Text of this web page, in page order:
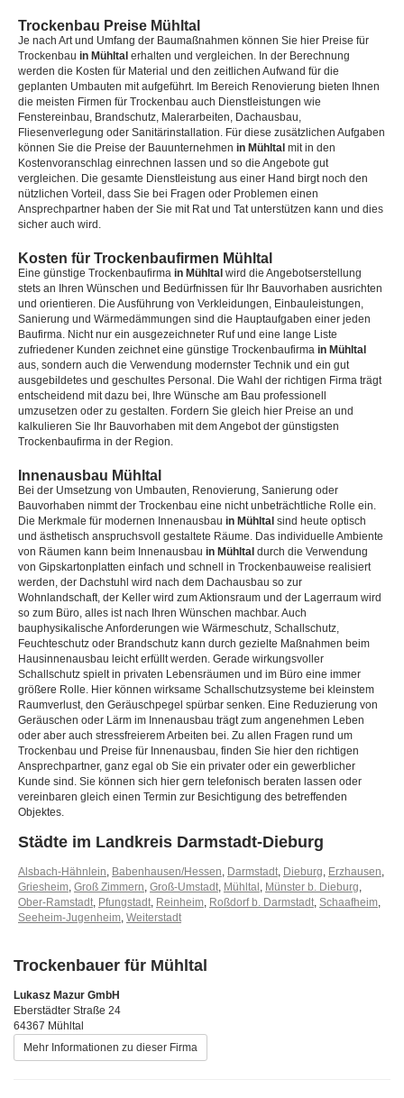
Trockenbau Preise Mühltal
Je nach Art und Umfang der Baumaßnahmen können Sie hier Preise für
Trockenbau in Mühltal erhalten und vergleichen. In der Berechnung
werden die Kosten für Material und den zeitlichen Aufwand für die
geplanten Umbauten mit aufgeführt. Im Bereich Renovierung bieten Ihnen
die meisten Firmen für Trockenbau auch Dienstleistungen wie
Fenstereinbau, Brandschutz, Malerarbeiten, Dachausbau,
Fliesenverlegung oder Sanitärinstallation. Für diese zusätzlichen Aufgaben
können Sie die Preise der Bauunternehmen in Mühltal mit in den
Kostenvoranschlag einrechnen lassen und so die Angebote gut
vergleichen. Die gesamte Dienstleistung aus einer Hand birgt noch den
nützlichen Vorteil, dass Sie bei Fragen oder Problemen einen
Ansprechpartner haben der Sie mit Rat und Tat unterstützen kann und dies
sicher auch wird.
Kosten für Trockenbaufirmen Mühltal
Eine günstige Trockenbaufirma in Mühltal wird die Angebotserstellung
stets an Ihren Wünschen und Bedürfnissen für Ihr Bauvorhaben ausrichten
und orientieren. Die Ausführung von Verkleidungen, Einbauleistungen,
Sanierung und Wärmedämmungen sind die Hauptaufgaben einer jeden
Baufirma. Nicht nur ein ausgezeichneter Ruf und eine lange Liste
zufriedener Kunden zeichnet eine günstige Trockenbaufirma in Mühltal
aus, sondern auch die Verwendung modernster Technik und ein gut
ausgebildetes und geschultes Personal. Die Wahl der richtigen Firma trägt
entscheidend mit dazu bei, Ihre Wünsche am Bau professionell
umzusetzen oder zu gestalten. Fordern Sie gleich hier Preise an und
kalkulieren Sie Ihr Bauvorhaben mit dem Angebot der günstigsten
Trockenbaufirma in der Region.
Innenausbau Mühltal
Bei der Umsetzung von Umbauten, Renovierung, Sanierung oder
Bauvorhaben nimmt der Trockenbau eine nicht unbeträchtliche Rolle ein.
Die Merkmale für modernen Innenausbau in Mühltal sind heute optisch
und ästhetisch anspruchsvoll gestaltete Räume. Das individuelle Ambiente
von Räumen kann beim Innenausbau in Mühltal durch die Verwendung
von Gipskartonplatten einfach und schnell in Trockenbauweise realisiert
werden, der Dachstuhl wird nach dem Dachausbau so zur
Wohnlandschaft, der Keller wird zum Aktionsraum und der Lagerraum wird
so zum Büro, alles ist nach Ihren Wünschen machbar. Auch
bauphysikalische Anforderungen wie Wärmeschutz, Schallschutz,
Feuchteschutz oder Brandschutz kann durch gezielte Maßnahmen beim
Hausinnenausbau leicht erfüllt werden. Gerade wirkungsvoller
Schallschutz spielt in privaten Lebensräumen und im Büro eine immer
größere Rolle. Hier können wirksame Schallschutzsysteme bei kleinstem
Raumverlust, den Geräuschpegel spürbar senken. Eine Reduzierung von
Geräuschen oder Lärm im Innenausbau trägt zum angenehmen Leben
oder aber auch stressfreierem Arbeiten bei. Zu allen Fragen rund um
Trockenbau und Preise für Innenausbau, finden Sie hier den richtigen
Ansprechpartner, ganz egal ob Sie ein privater oder ein gewerblicher
Kunde sind. Sie können sich hier gern telefonisch beraten lassen oder
vereinbaren gleich einen Termin zur Besichtigung des betreffenden
Objektes.
Städte im Landkreis Darmstadt-Dieburg
Alsbach-Hähnlein, Babenhausen/Hessen, Darmstadt, Dieburg, Erzhausen,
Griesheim, Groß Zimmern, Groß-Umstadt, Mühltal , Münster b. Dieburg,
Ober-Ramstadt, Pfungstadt, Reinheim, Roßdorf b. Darmstadt, Schaafheim,
Seeheim-Jugenheim, Weiterstadt
Trockenbauer für Mühltal
Lukasz Mazur GmbH
Eberstädter Straße 24
64367 Mühltal
Mehr Informationen zu dieser Firma